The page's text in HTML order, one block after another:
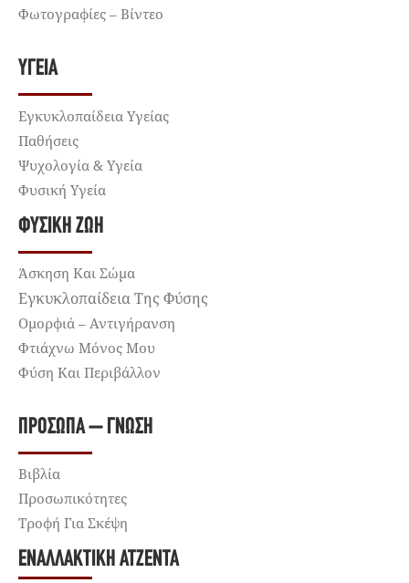
Φωτογραφίες – Βίντεο
ΥΓΕΊΑ
Εγκυκλοπαίδεια Υγείας
Παθήσεις
Ψυχολογία & Υγεία
Φυσική Υγεία
ΦΥΣΙΚΉ ΖΩΉ
Άσκηση Και Σώμα
Εγκυκλοπαίδεια Της Φύσης
Ομορφιά – Αντιγήρανση
Φτιάχνω Μόνος Μου
Φύση Και Περιβάλλον
ΠΡΌΣΩΠΑ – ΓΝΏΣΗ
Βιβλία
Προσωπικότητες
Τροφή Για Σκέψη
ΕΝΑΛΛΑΚΤΙΚΉ ΑΤΖΈΝΤΑ